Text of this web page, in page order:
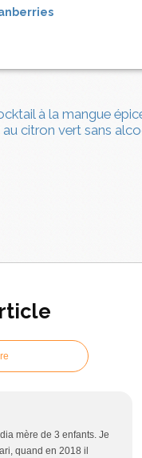
à la mangue
au citron vert sans
mère de 3 enfants. Je
quand en 2018 il